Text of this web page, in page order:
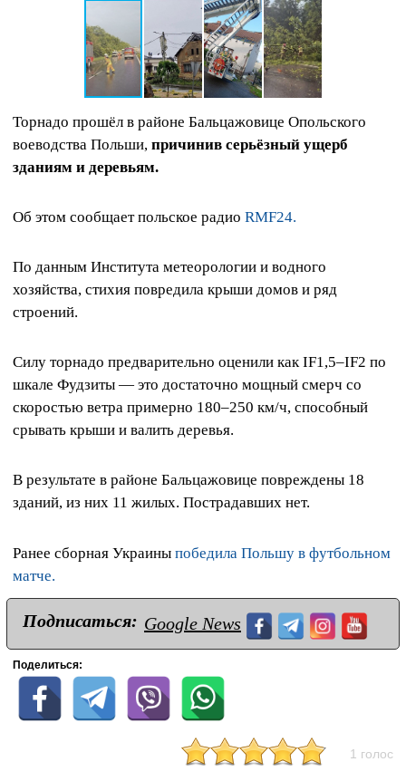
Торнадо прошёл в районе Бальцажовице Опольского
воеводства Польши, причинив серьёзный ущерб
зданиям и деревьям.
Об этом сообщает польское радио RMF24.
По данным Института метеорологии и водного
хозяйства, стихия повредила крыши домов и ряд
строений.
Силу торнадо предварительно оценили как IF1,5–IF2 по
шкале Фудзиты — это достаточно мощный смерч со
скоростью ветра примерно 180–250 км/ч, способный
срывать крыши и валить деревья.
В результате в районе Бальцажовице повреждены 18
зданий, из них 11 жилых. Пострадавших нет.
Ранее сборная Украины победила Польшу в футбольном
матче.
Подписаться: Google News
Поделиться:
1 голос